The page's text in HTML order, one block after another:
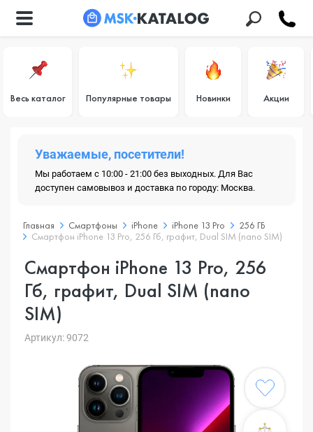
Весь каталог Популярные товары Новинки Акции
Уважаемые, посетители!
Мы работаем с 10:00 - 21:00 без выходных. Для Вас
доступен самовывоз и доставка по городу: Москва.
Главная Смартфоны iPhone iPhone 13 Pro
256 ГБ
Смартфон iPhone 13 Pro, 256 Гб, графит, Dual SIM (nano SIM)
Смартфон iPhone 13 Pro, 256
Гб, графит, Dual SIM (nano
SIM)
Артикул: 9072